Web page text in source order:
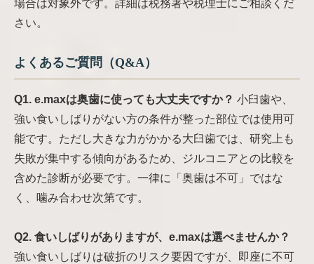
場合は対象外です。詳細は税務署や税理士にご相談くだ
さい。
よくあるご質問（Q&A）
Q1. e.maxは奥歯に使っても大丈夫ですか？ 小臼歯や、
強い食いしばりがない方の条件が整った部位では使用可
能です。ただし大きな力がかかる大臼歯では、研究上も
失敗が集中する傾向があるため、ジルコニアとの比較を
含めた診断が必要です。一律に「奥歯は不可」ではな
く、噛み合わせ次第です。
Q2. 食いしばりがありますが、e.maxは選べませんか？
強い食いしばりは破折のリスク要因ですが、即座に不可